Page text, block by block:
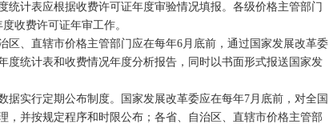
表应根据收费许可证年度审验情况填报。各级价格主管部门
收费许可证年审工作。
直辖市价格主管部门应在每年6月底前，通过国家发展改革委
度统计表和收费情况年度分析报告，同时以书面形式报送国家发
行定期公布制度。国家发展改革委应在每年7月底前，对全国
，并按规定程序和时限公布；各省、自治区、直辖市价格主管部